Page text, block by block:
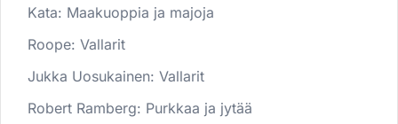
Kata: Maakuoppia ja majoja
Roope: Vallarit
Jukka Uosukainen: Vallarit
Robert Ramberg: Purkkaa ja jytää